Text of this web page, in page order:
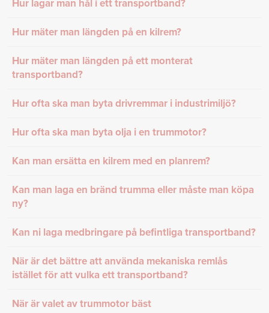
Hur lagar man hål i ett transportband?
Hur mäter man längden på en kilrem?
Hur mäter man längden på ett monterat
transportband?
Hur ofta ska man byta drivremmar i industrimiljö?
Hur ofta ska man byta olja i en trummotor?
Kan man ersätta en kilrem med en planrem?
Kan man laga en bränd trumma eller måste man köpa
ny?
Kan ni laga medbringare på befintliga transportband?
När är det bättre att använda mekaniska remlås
istället för att vulka ett transportband?
När är valet av trummotor bäst